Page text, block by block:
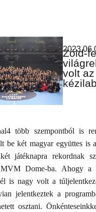
Zöld-
volt
több szempontból is
be két magyar együttes is
játéknapra rekordnak
Dome-ba. Ahogy a
is nagy volt a
jelentkeztek a
osztani.